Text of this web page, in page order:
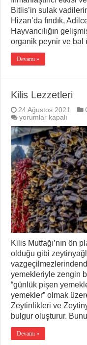
Bitlis’in sulak
Hizan’da fındık,
Hayvancılığın
organik peynir ve bal
Devamı »
Kilis Lezzetleri
24 Ağustos 2021
Kilis
için
yorumlar kapalı
Kilis Mutfağı’nın ön
olduğu gibi
yemekleriyle zengin
“günlük pişen
yemekler” olmak
Zeytinlikleri ve
bulgur oluşturur.
Devamı »